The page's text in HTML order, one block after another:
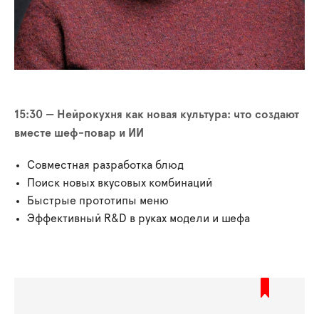
15:30 — Нейрокухня как новая культура: что создают
вместе шеф-повар и ИИ
Совместная разработка блюд
Поиск новых вкусовых комбинаций
Быстрые прототипы меню
Эффективный R&D в руках модели и шефа